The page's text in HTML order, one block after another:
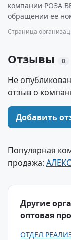
компании РОЗА
обращении ее
Страница
Отзывы 0
Не
отзыв о
Добавить
Популярная
продажа:
Другие
оптовая
ОТДЕЛ